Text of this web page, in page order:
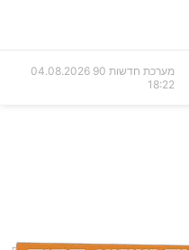
מערכת חדשות 90
04.08.2026
18:22